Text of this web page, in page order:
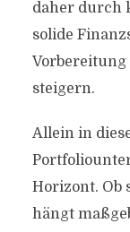
daher durch
solide
steigern.
Allein in
Horizont. Ob
hängt